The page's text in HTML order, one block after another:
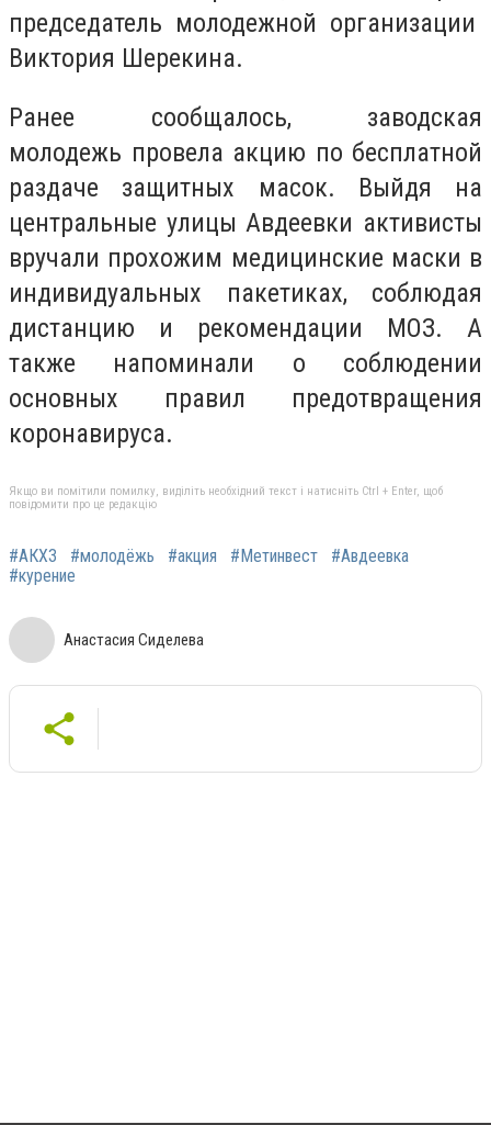
председатель молодежной организации
Виктория Шерекина.
Ранее сообщалось, заводская
молодежь провела акцию по бесплатной
раздаче защитных масок. Выйдя на
центральные улицы Авдеевки активисты
вручали прохожим медицинские маски в
индивидуальных пакетиках, соблюдая
дистанцию и рекомендации МОЗ. А
также напоминали о соблюдении
основных правил предотвращения
коронавируса.
Якщо ви помітили помилку, виділіть необхідний текст і натисніть Ctrl + Enter, щоб
повідомити про це редакцію
#АКХЗ #молодёжь #акция #Метинвест
#Авдеевка
#курение
Анастасия Сиделева